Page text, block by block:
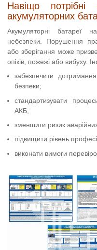
Навіщо потрібні
акумуляторних
Акумуляторні батареї
небезпеки. Порушення
або зберігання може
опіків, пожежі або вибуху.
забезпечити
безпеки;
стандартизувати
АКБ;
зменшити ризик
підвищити рівень
виконати вимоги